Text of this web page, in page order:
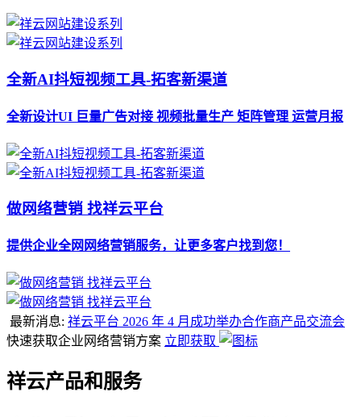
全新AI抖短视频工具-拓客新渠道
全新设计UI 巨量广告对接 视频批量生产 矩阵管理 运营月报
做网络营销 找祥云平台
提供企业全网网络营销服务，让更多客户找到您！
最新消息: 祥云平台 2026 年 4 月成功举办合作商产品交流会
快速获取企业网络营销方案 立即获取
祥云产品和服务